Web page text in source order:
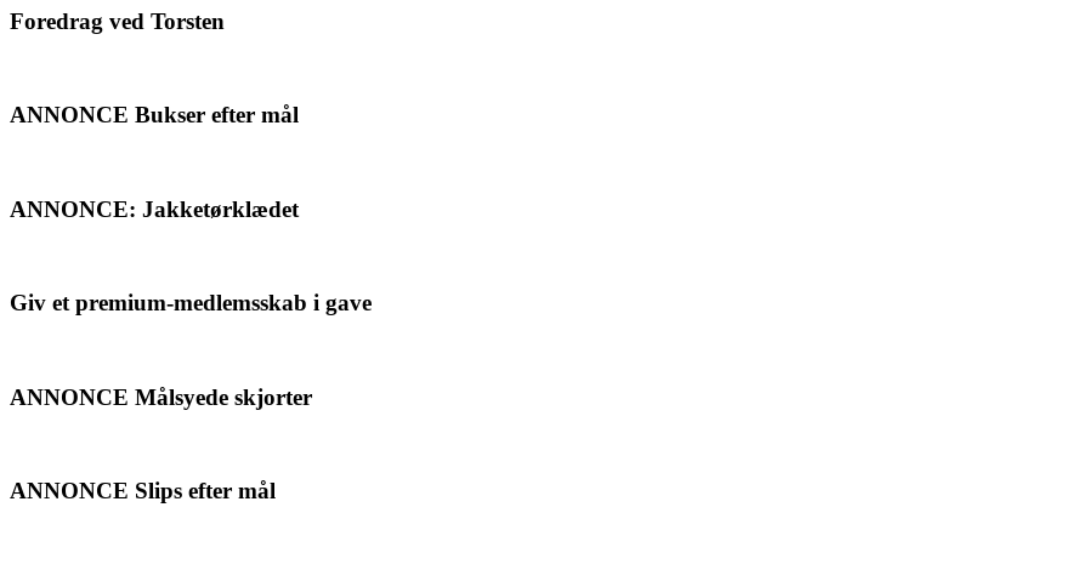
Foredrag ved Torsten
ANNONCE Bukser efter mål
ANNONCE: Jakketørklædet
Giv et premium-medlemsskab i gave
ANNONCE Målsyede skjorter
ANNONCE Slips efter mål